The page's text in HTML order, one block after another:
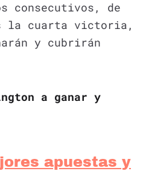
consecutivos, de
la cuarta victoria,
y cubrirán
a ganar y
apuestas y